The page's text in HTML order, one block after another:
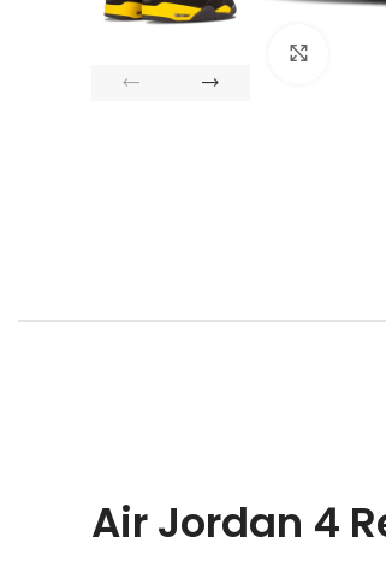
Air Jordan 4